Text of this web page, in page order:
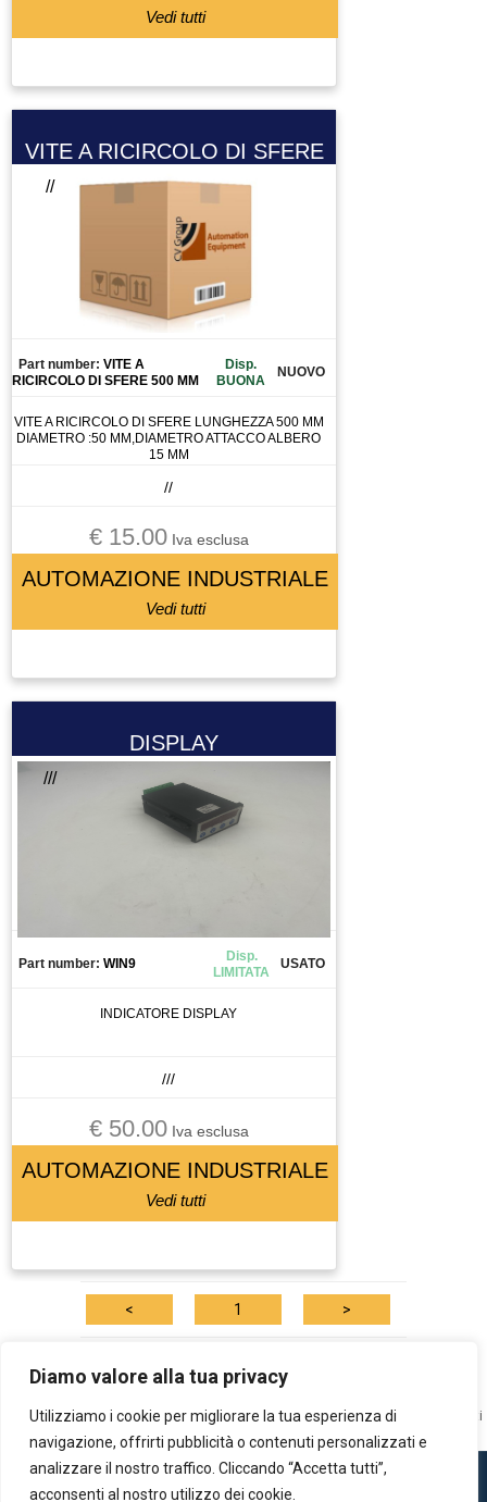
Diamo valore alla tua privacy
Utilizziamo i cookie per migliorare la tua esperienza di
navigazione, offrirti pubblicità o contenuti personalizzati e
analizzare il nostro traffico. Cliccando “Accetta tutti”,
acconsenti al nostro utilizzo dei cookie.
Vedi tutti
VITE A RICIRCOLO DI SFERE
//
Part number: VITE A
RICIRCOLO DI SFERE 500 MM
Disp.
BUONA
NUOVO
VITE A RICIRCOLO DI SFERE LUNGHEZZA 500 MM
DIAMETRO :50 MM,DIAMETRO ATTACCO ALBERO
15 MM
//
€ 15.00Iva esclusa
AUTOMAZIONE INDUSTRIALE
Vedi tutti
DISPLAY
///
Part number: WIN9
Disp.
LIMITATA
USATO
INDICATORE DISPLAY
///
€ 50.00Iva esclusa
AUTOMAZIONE INDUSTRIALE
Vedi tutti
< 1 >
Tutti i marchi qui esposti sono di proprietà dei rispettivi detentori dei copyright:
citati possono essere marchi di proprietà dei rispettivi titolari o marchi registrati
d'altre società e appartengono ai loro legittimi proprietari.
Copyright © C.V.Group srl - Partita IVA IT10246460017